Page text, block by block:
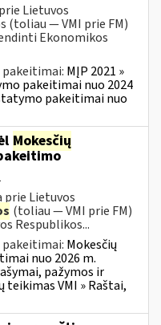
Lietuvos
(toliau — VMI prie FM)
Ekonomikos
MĮP 2021 »
pakeitimai nuo 2024
pakeitimai nuo
Mokesčių
prie Lietuvos
(toliau — VMI prie FM)
Respublikos...
Mokesčių
nuo 2026 m.
pažymos ir
teikimas VMI » Raštai,